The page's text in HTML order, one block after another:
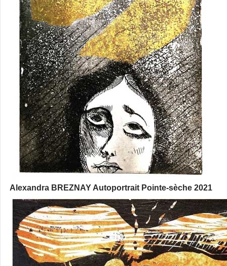
Alexandra BREZNAY Autoportrait Pointe-sèche 2021